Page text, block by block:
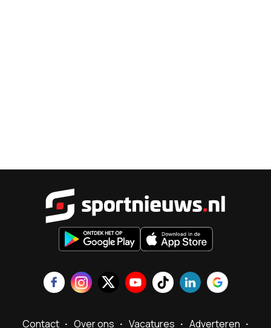
Contact Over ons Vacatures Adverteren